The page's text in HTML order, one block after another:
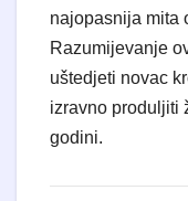
najopasnija mita
Razumijevanje
uštedjeti novac
izravno produljiti
godini.